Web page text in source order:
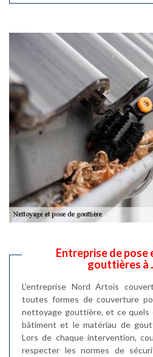
Entreprise de
gouttières à
L’entreprise Nord Artois
toutes formes de couverture
nettoyage gouttière, et ce
bâtiment et le matériau de
Lors de chaque intervention,
respecter les normes de